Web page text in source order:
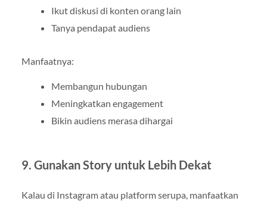
Ikut diskusi di konten orang lain
Tanya pendapat audiens
Manfaatnya:
Membangun hubungan
Meningkatkan engagement
Bikin audiens merasa dihargai
9. Gunakan Story untuk Lebih Dekat
Kalau di Instagram atau platform serupa, manfaatkan